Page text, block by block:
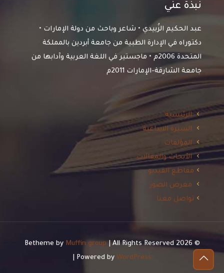
نبذة عني
عبد الحكيم الزُبيدي • شاعر وباحث من دولة الإمارات •
دكتوراه في الإدارة الطبية من جامعة أبردين بالمملكة
المتحدة 2006م • ماجستير في اللغة العربية وآدابها من
جامعة الشارقة-الإمارات 2011م
الرئيسية
السيرة الابداعية
المؤلفات
الأبحاث والمقالات
مقاطع الفيديو
معرض الصور
تواصل معنا
© 2026 Betheme by
Muffin group | All Rights Reserved
| Powered by WordPress